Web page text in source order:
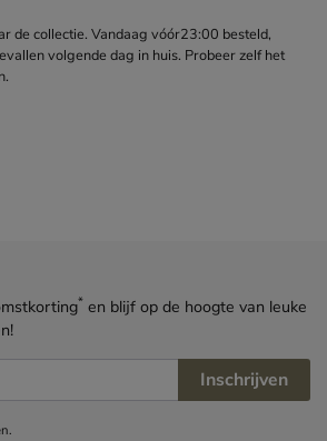
de collectie. Vandaag vóór23:00 besteld,
volgende dag in huis. Probeer zelf het
* en blijf op de hoogte van leuke
Inschrijven
.